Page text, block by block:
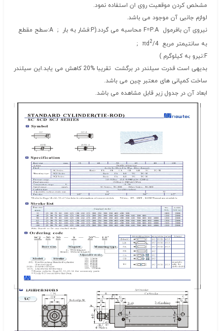
مشخص کردن موقعیت روی ان استفاده نمود.
لوازم جانبی آن موجود می باشد.
نیروی آن بافرمول F=P.A محاسبه می گردد.(P:فشار به بار ; A:سطح مقطع
به سانتیمتر مربع 4/πd
2
;
F:نیرو به کیلوگرم )
بدیهی است قدرت سیلندر در برگشت تقریبا %20 کاهش می یابد.این سیلندر
ساخت کمپانی های معتبر چین می باشد.
ابعاد آن در جدول زیر قابل مشاهده می باشد.